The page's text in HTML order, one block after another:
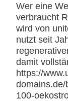
Wer eine
verbraucht
wird von
nutzt seit
damit
https://
100-